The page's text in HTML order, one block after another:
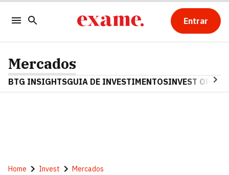
Entrar
Mercados
BTG INSIGHTSGUIA DE INVESTIMENTOSINVEST OPINA
Home Invest Mercados